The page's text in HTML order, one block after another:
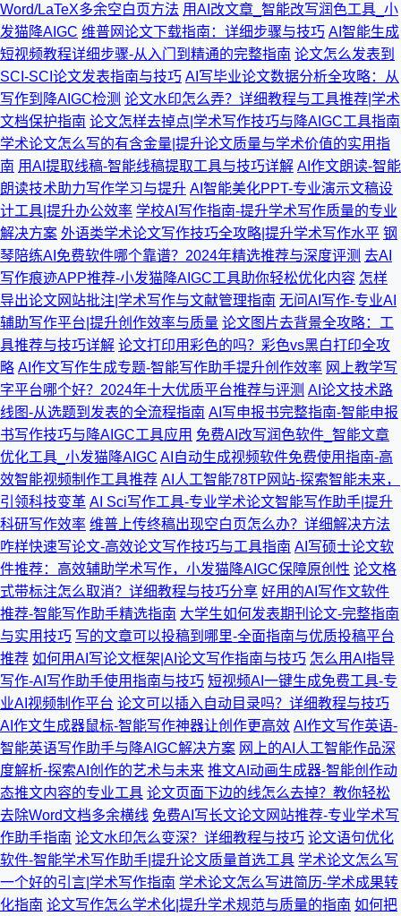
Word/LaTeX多余空白页方法 用AI改文章_智能改写润色工具_小
发猫降AIGC 维普网论文下载指南：详细步骤与技巧 AI智能生成
短视频教程详细步骤-从入门到精通的完整指南 论文怎么发表到
SCI-SCI论文发表指南与技巧 AI写毕业论文数据分析全攻略：从
写作到降AIGC检测 论文水印怎么弄？详细教程与工具推荐|学术
文档保护指南 论文怎样去掉点|学术写作技巧与降AIGC工具指南
学术论文怎么写的有含金量|提升论文质量与学术价值的实用指
南 用AI提取线稿-智能线稿提取工具与技巧详解 AI作文朗读-智能
朗读技术助力写作学习与提升 AI智能美化PPT-专业演示文稿设
计工具|提升办公效率 学校AI写作指南-提升学术写作质量的专业
解决方案 外语类学术论文写作技巧全攻略|提升学术写作水平 钢
琴陪练AI免费软件哪个靠谱？2024年精选推荐与深度评测 去AI
写作痕迹APP推荐-小发猫降AIGC工具助你轻松优化内容 怎样
导出论文网站批注|学术写作与文献管理指南 无问AI写作-专业AI
辅助写作平台|提升创作效率与质量 论文图片去背景全攻略：工
具推荐与技巧详解 论文打印用彩色的吗？彩色vs黑白打印全攻
略 AI作文写作生成专题-智能写作助手提升创作效率 网上教学写
字平台哪个好？2024年十大优质平台推荐与评测 AI论文技术路
线图-从选题到发表的全流程指南 AI写申报书完整指南-智能申报
书写作技巧与降AIGC工具应用 免费AI改写润色软件_智能文章
优化工具_小发猫降AIGC AI自动生成视频软件免费使用指南-高
效智能视频制作工具推荐 AI人工智能78TP网站-探索智能未来，
引领科技变革 AI Sci写作工具-专业学术论文智能写作助手|提升
科研写作效率 维普上传终稿出现空白页怎么办？详细解决方法
咋样快速写论文-高效论文写作技巧与工具指南 AI写硕士论文软
件推荐：高效辅助学术写作，小发猫降AIGC保障原创性 论文格
式带标注怎么取消？详细教程与技巧分享 好用的AI写作文软件
推荐-智能写作助手精选指南 大学生如何发表期刊论文-完整指南
与实用技巧 写的文章可以投稿到哪里-全面指南与优质投稿平台
推荐 如何用AI写论文框架|AI论文写作指南与技巧 怎么用AI指导
写作-AI写作助手使用指南与技巧 短视频AI一键生成免费工具-专
业AI视频制作平台 论文可以插入自动目录吗？详细教程与技巧
AI作文生成器鼠标-智能写作神器让创作更高效 AI作文写作英语-
智能英语写作助手与降AIGC解决方案 网上的AI人工智能作品深
度解析-探索AI创作的艺术与未来 推文AI动画生成器-智能创作动
态推文内容的专业工具 论文页面下边的线怎么去掉？教你轻松
去除Word文档多余横线 免费AI写长文论文网站推荐-专业学术写
作助手指南 论文水印怎么变深？详细教程与技巧 论文语句优化
软件-智能学术写作助手|提升论文质量首选工具 学术论文怎么写
一个好的引言|学术写作指南 学术论文怎么写进简历-学术成果转
化指南 论文写作怎么学术化|提升学术规范与质量的指南 如何把